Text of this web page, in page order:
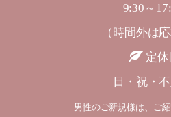
9:30～
（時間外は
定休
日・祝・
男性のご新規様は、ご